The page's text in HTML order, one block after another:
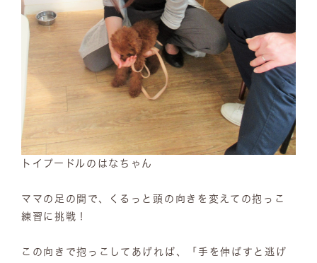
トイプードルのはなちゃん
ママの足の間で、くるっと頭の向きを変えての抱っこ
練習に挑戦！
この向きで抱っこしてあげれば、「手を伸ばすと逃げ